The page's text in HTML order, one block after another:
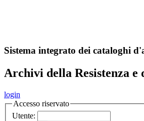
Sistema integrato dei cataloghi
Archivi della Resistenza e
login
Accesso riservato
Utente: